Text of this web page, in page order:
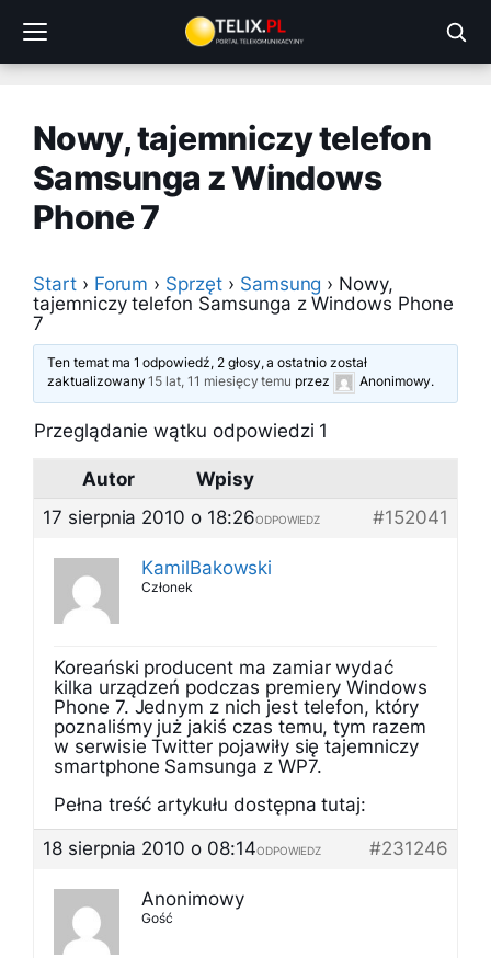
treści
Nowy, tajemniczy telefon
Samsunga z Windows
Phone 7
Start › Forum › Sprzęt › Samsung › Nowy,
tajemniczy telefon Samsunga z Windows Phone
7
Ten temat ma 1 odpowiedź, 2 głosy, a ostatnio został
zaktualizowany15 lat, 11 miesięcy temu przez Anonimowy.
Przeglądanie wątku odpowiedzi 1
Autor
Wpisy
17 sierpnia 2010 o 18:26
#152041
ODPOWIEDZ
KamilBakowski
Członek
Koreański producent ma zamiar wydać
kilka urządzeń podczas premiery Windows
Phone 7. Jednym z nich jest telefon, który
poznaliśmy już jakiś czas temu, tym razem
w serwisie Twitter pojawiły się tajemniczy
smartphone Samsunga z WP7.
Pełna treść artykułu dostępna tutaj:
18 sierpnia 2010 o 08:14
#231246
ODPOWIEDZ
Anonimowy
Gość